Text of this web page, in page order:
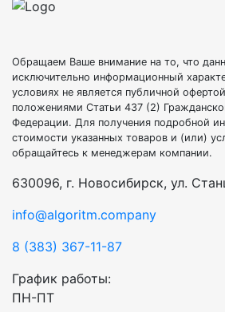
Обращаем Ваше внимание на то, что
исключительно информационный
условиях не является публичной
положениями Статьи 437 (2)
Федерации. Для получения подробной
стоимости указанных товаров и (или)
обращайтесь к менеджерам компании.
630096, г. Новосибирск, ул.
info@algoritm.company
8 (383) 367-11-87
График работы:
ПН-ПТ